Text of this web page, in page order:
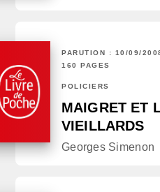
PARUTION : 10/09/
160 PAGES
POLICIERS
MAIGRET ET
VIEILLARDS
Georges Simenon